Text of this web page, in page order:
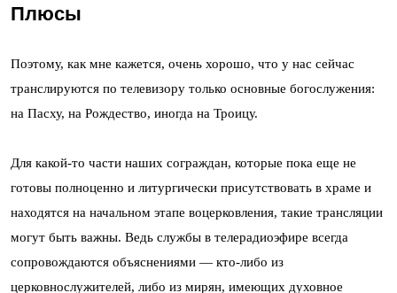
Плюсы
Поэтому, как мне кажется, очень хорошо, что у нас сейчас
транслируются по телевизору только основные богослужения:
на Пасху, на Рождество, иногда на Троицу.
Для какой-то части наших сограждан, которые пока еще не
готовы полноценно и литургически присутствовать в храме и
находятся на начальном этапе воцерковления, такие трансляции
могут быть важны. Ведь службы в телерадиоэфире всегда
сопровождаются объяснениями — кто-либо из
церковнослужителей, либо из мирян, имеющих духовное